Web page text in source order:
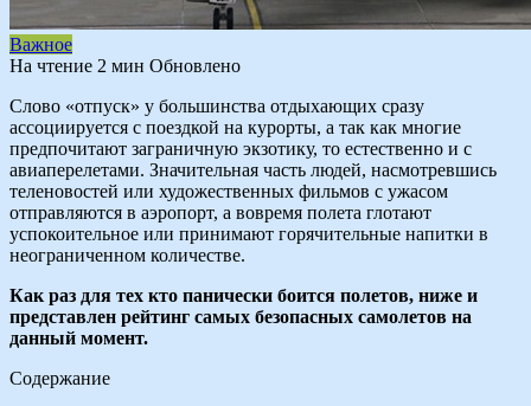
Важное
На чтение 2 мин Обновлено
Слово «отпуск» у большинства отдыхающих сразу
ассоциируется с поездкой на курорты, а так как многие
предпочитают заграничную экзотику, то естественно и с
авиаперелетами. Значительная часть людей, насмотревшись
теленовостей или художественных фильмов с ужасом
отправляются в аэропорт, а вовремя полета глотают
успокоительное или принимают горячительные напитки в
неограниченном количестве.
Как раз для тех кто панически боится полетов, ниже и
представлен рейтинг самых безопасных самолетов на
данный момент.
Содержание